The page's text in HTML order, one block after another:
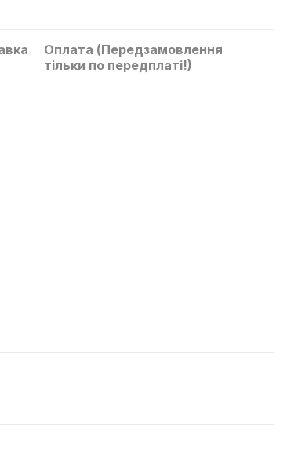
Оплата (Передзамовлення
тільки по передплаті!)